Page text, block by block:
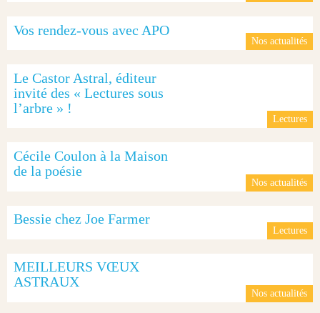
Nos actualités
Vos rendez-vous avec APO
Lectures
Le Castor Astral, éditeur
invité des « Lectures sous
l’arbre » !
Nos actualités
Cécile Coulon à la Maison
de la poésie
Lectures
Bessie chez Joe Farmer
Nos actualités
MEILLEURS VŒUX
ASTRAUX